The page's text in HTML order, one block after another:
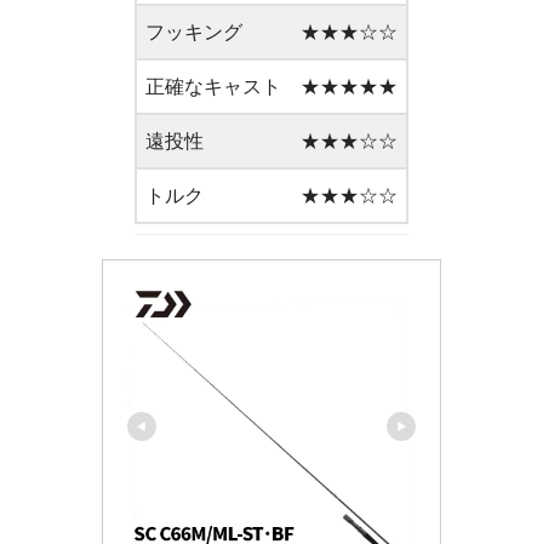
フッキング ★★★☆☆
正確なキャスト ★★★★★
遠投性 ★★★☆☆
トルク ★★★☆☆